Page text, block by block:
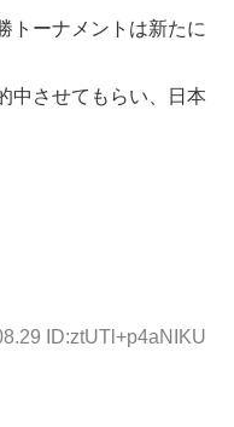
トーナメントは新たに
中させてもらい、日本
ID:ztUTl+p4aNIKU